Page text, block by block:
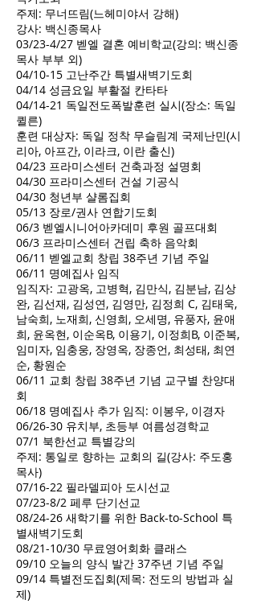
주제: 무너뜨림(느헤미야서 강해)
강사: 백신종목사
03/23-4/27 벧엘 결혼 예비학교(강의: 백신종
목사 부부 외)
04/10-15 고난주간 특별새벽기도회
04/14 성금요일 부활절 칸타타
04/14-21 독일전도폭발훈련 실시(장소: 독일
퀼른)
훈련 대상자: 독일 정착 무슬림계 국제난민(시
리아, 아프간, 이라크, 이란 출신)
04/23 프라미스센터 건축과정 설명회
04/30 프라미스센터 건설 기공식
04/30 청년부 샬롬집회
05/13 장로/권사 연합기도회
06/3 벧엘시니어아카데미 후원 골프대회
06/3 프라미스센터 건립 축하 음악회
06/11 벧엘교회 창립 38주년 기념 주일
06/11 명예집사 임직
임직자: 고광옥, 고병혁, 김만식, 김분남, 김상
완, 김선재, 김성연, 김영만, 김정희 C, 김태욱,
남숙희, 노재희, 신영희, 오세명, 유풍자, 윤애
희, 윤옥현, 이순옥B, 이용기, 이정희B, 이준복,
임미자, 임충웅, 장영옥, 장종언, 최성태, 최연
순, 황원순
06/11 교회 창립 38주년 기념 교구별 찬양대
회
06/18 명예집사 추가 임직: 이봉우, 이경자
06/26-30 유치부, 초등부 여름성경학교
07/1 북한선교 특별강의
주제: 통일로 향하는 교회의 길(강사: 주도홍
목사)
07/16-22 필라델피아 도시선교
07/23-8/2 페루 단기선교
08/24-26 새학기를 위한 Back-to-School 특
별새벽기도회
08/21-10/30 무료영어회화 클래스
09/10 오늘의 양식 발간 37주년 기념 주일
09/14 특별전도집회(제목: 전도의 방법과 실
제)